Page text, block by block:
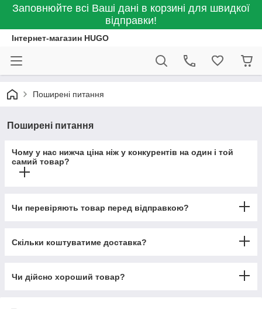
Заповнюйте всі Ваші дані в корзині для швидкої
відправки!
Інтернет-магазин HUGO
Поширені питання
Поширені питання
Чому у нас нижча ціна ніж у конкурентів на один і той
самий товар?
Чи перевіряють товар перед відправкою?
Скільки коштуватиме доставка?
Чи дійсно хороший товар?